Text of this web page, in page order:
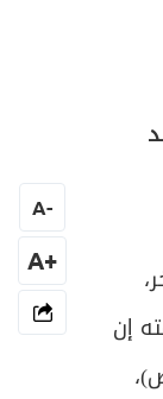
إن
-
A
+A